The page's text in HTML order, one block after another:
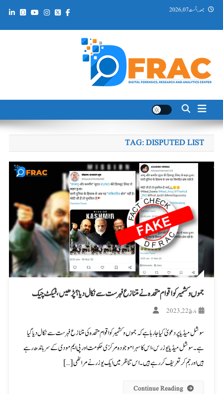
Skip جمعہ, اگست 07, 2026
DFRAC_ORG
TAG:DISPUTED LIST
جموں و کشمیر کو اقوام متحدہ نے متنازع فہرست سے نکال دیا؟ پڑھیں، فیکٹ چیک
مارچ 22, 2023
سوشل میڈیا پر دعویٰ کیا جا رہا ہے کہ جموں و کشمیر کو اقوام متحدہ کی متنازع فہرست سے نکال دیا گیا
ہے۔ سوشل میڈیا یوزرس، اس کا سہرا موجودہ مرکزی حکومت اور پی ایم مودی کے سر باندھ رہے
ہیں اور جم کر تعریف کر رہے ہیں۔ اس تناظر میں ایک یوزر نے مراٹھی […]
Continue Reading